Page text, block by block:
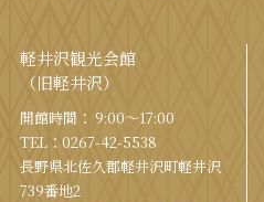
軽井沢観光会館
（旧軽井沢）
開館時間： 9:00〜17:00
TEL： 0267-42-5538
⻑野県北佐久郡軽井沢町軽井沢
739番地2